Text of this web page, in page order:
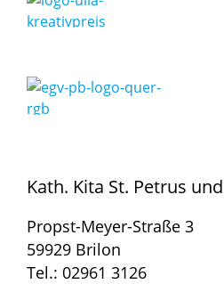
Kath. Kita St. Petrus
Propst-Meyer-Straße 3
59929 Brilon
Tel.: 02961 3126